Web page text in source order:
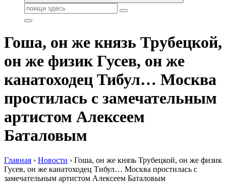
Поиск:
Гоша, он же князь Трубецкой,
он же физик Гусев, он же
канатоходец Тибул… Москва
простилась с замечательным
артистом Алексеем
Баталовым
Главная › Новости › Гоша, он же князь Трубецкой, он же физик
Гусев, он же канатоходец Тибул… Москва простилась с
замечательным артистом Алексеем Баталовым